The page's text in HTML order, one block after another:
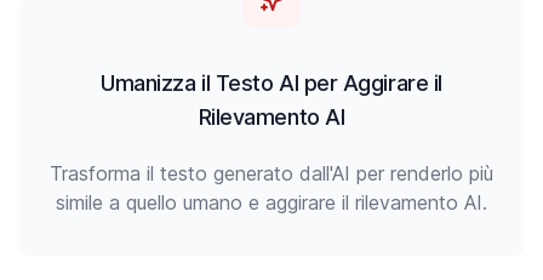
Umanizza il Testo AI per Aggirare il
Rilevamento AI
Trasforma il testo generato dall'AI per renderlo più
simile a quello umano e aggirare il rilevamento AI.